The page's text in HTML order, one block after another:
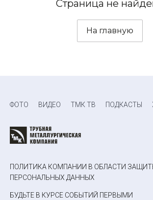
Страница не
На главную
ФОТО ВИДЕО ТМК ТВ ПОДКАСТЫ
ПОЛИТИКА КОМПАНИИ В ОБЛАСТИ
ПЕРСОНАЛЬНЫХ ДАННЫХ
БУДЬТЕ В КУРСЕ СОБЫТИЙ ПЕРВЫМИ